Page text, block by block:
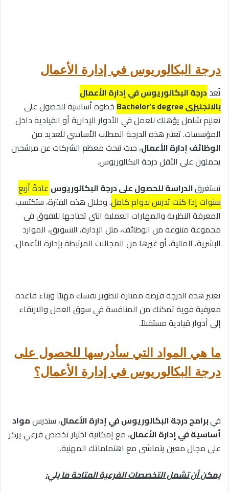
درجة البكالوريوس في إدارة الأعمال
تُعددرجة البكالوريوس في إدارة الأعمال
بالانجليزى Bachelor’s degree
خطوة أساسية للحصول على
تعليم شامل يؤهلك للعمل في الأدوار الإدارية أو القيادية داخل
المؤسسات. تعتبر هذه الدرجة المطلب الأساسي للعديد من
الوظائف إدارة الأعمال، حيث تبحث معظم الشركات عن مرشحين
يحملون على الأقل درجة البكالوريوس.
تستغرقالدراسة للحصول على درجة البكالوريوس عادةً أربع
سنوات إذا كنت تدرس بدوام كامل. وخلال هذه الفترة، ستكتسب
المعرفة النظرية والمهارات العملية التي تحتاجها للتفوق في
مجموعة متنوعة من الوظائف، مثل الإدارة، التسويق، الموارد
البشرية، المالية، أو غيرها من المجالات المرتبطة بإدارة الأعمال.
تعتبر هذه الدرجة فرصة ممتازة لتطوير نفسك مهنيًا وبناء قاعدة
معرفية قوية تمكنك من المنافسة في سوق العمل والارتقاء
إلى أدوار قيادية مستقبلاً.
ما هي المواد التي سأدرسها للحصول على
درجة البكالوريوس في إدارة الأعمال؟
فيبرامج درجة البكالوريوس في إدارة الأعمال، ستدرسمواد
أساسية في إدارة الأعمال، مع إمكانية اختيار تخصص فرعي يركز
على مجال معين يتماشى مع اهتماماتك المهنية.
يمكن أن تشمل التخصصات الفرعية المتاحة ما يلي: